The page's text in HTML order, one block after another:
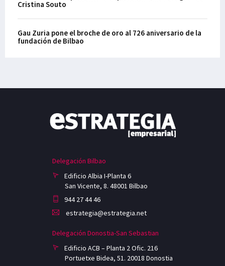
Cristina Souto
Gau Zuria pone el broche de oro al 726 aniversario de la
fundación de Bilbao
Delegación Bilbao
Edificio Albia I-Planta 6
San Vicente, 8. 48001 Bilbao
944 27 44 46
estrategia@estrategia.net
Delegación Donostia-San Sebastian
Edificio ACB – Planta 2 Ofic. 216
Portuetxe Bidea, 51. 20018 Donostia